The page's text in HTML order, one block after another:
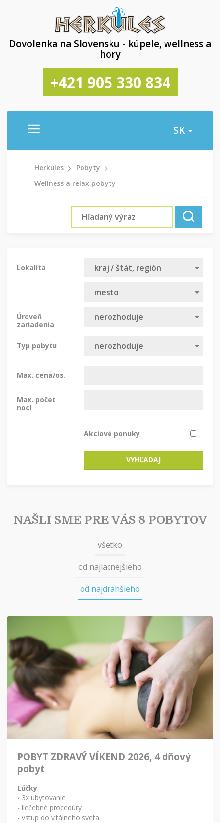
Dovolenka na Slovensku - kúpele, wellness a
hory
+421 905 330 834
SK
Herkules
Pobyty
Wellness a relax pobyty
Lokalita
Úroveň
zariadenia
Typ pobytu
Max. cena/os.
Max. počet
nocí
Akciové ponuky
VYHĽADAJ
NAŠLI SME PRE VÁS 8 POBYTOV
všetko
od najlacnejšieho
od najdrahšieho
POBYT ZDRAVÝ VÍKEND 2026, 4 dňový
pobyt
Lúčky
- 3x ubytovanie
- liečebné procedúry
- vstup do vitálneho sveta